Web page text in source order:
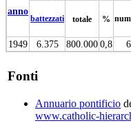
anno
battezzati totale %
1949 6.375 800.0000,8 6
Fonti
Annuario pontificio
www.catholic-